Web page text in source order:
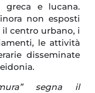
e lucana.
non esposti
centro urbano, i
le attività
disseminate
segna il